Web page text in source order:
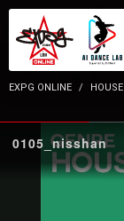
EXPG ONLINE HOUSE
0105_nisshan